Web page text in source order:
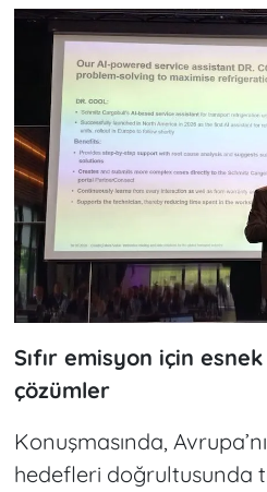
Sıfır emisyon için
çözümler
Konuşmasında,
hedefleri doğrultusunda